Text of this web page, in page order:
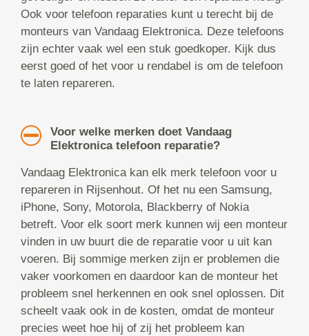
Ook voor telefoon reparaties kunt u terecht bij de
monteurs van Vandaag Elektronica. Deze telefoons
zijn echter vaak wel een stuk goedkoper. Kijk dus
eerst goed of het voor u rendabel is om de telefoon
te laten repareren.
Voor welke merken doet Vandaag
Elektronica telefoon reparatie?
Vandaag Elektronica kan elk merk telefoon voor u
repareren in Rijsenhout. Of het nu een Samsung,
iPhone, Sony, Motorola, Blackberry of Nokia
betreft. Voor elk soort merk kunnen wij een monteur
vinden in uw buurt die de reparatie voor u uit kan
voeren. Bij sommige merken zijn er problemen die
vaker voorkomen en daardoor kan de monteur het
probleem snel herkennen en ook snel oplossen. Dit
scheelt vaak ook in de kosten, omdat de monteur
precies weet hoe hij of zij het probleem kan